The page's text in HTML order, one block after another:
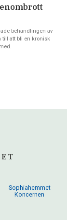
behandlingen av
till att bli en kronisk
Sophiahemmet
Koncernen